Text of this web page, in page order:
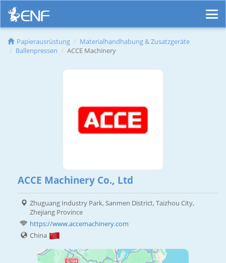
Papierausrüstung
Materialhandhabung & Zusatzgeräte
Ballenpressen
ACCE Machinery
ACCE Machinery Co., Ltd
Zhuguang Industry Park, Sanmen District, Taizhou City,
Zhejiang Province
https://www.accemachinery.com
China